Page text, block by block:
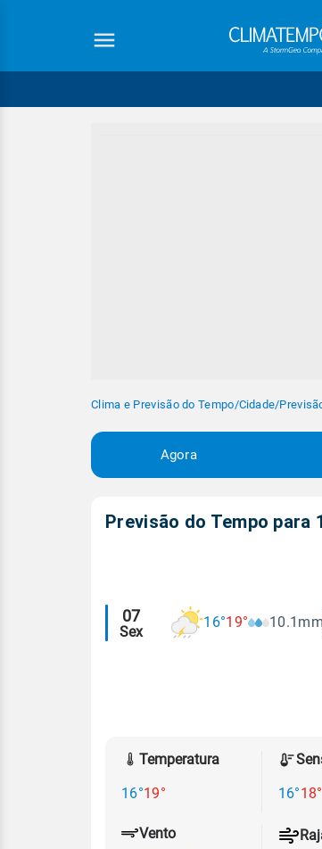
Clima e Previsão do Tempo/Cidade/
Agora
Previsão do Tempo para
Alertas
meteorológicos
07
Sex
16°19° 10.1mm
Temperatura
16°19°
16°18°
Vento